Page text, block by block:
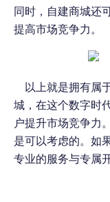
同时，自建商城还
提高市场竞争力。
以上就是拥有属
城，在这个数字时
户提升市场竞争力
是可以考虑的。如
专业的服务与专属